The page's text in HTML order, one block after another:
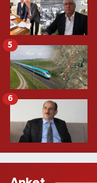
5
6